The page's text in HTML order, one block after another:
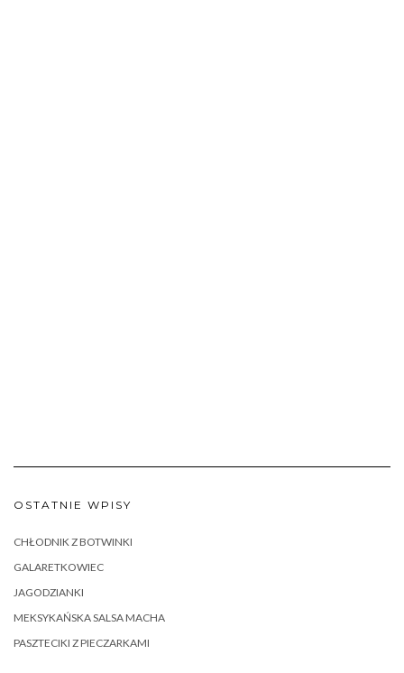
OSTATNIE WPISY
CHŁODNIK Z BOTWINKI
GALARETKOWIEC
JAGODZIANKI
MEKSYKAŃSKA SALSA MACHA
PASZTECIKI Z PIECZARKAMI